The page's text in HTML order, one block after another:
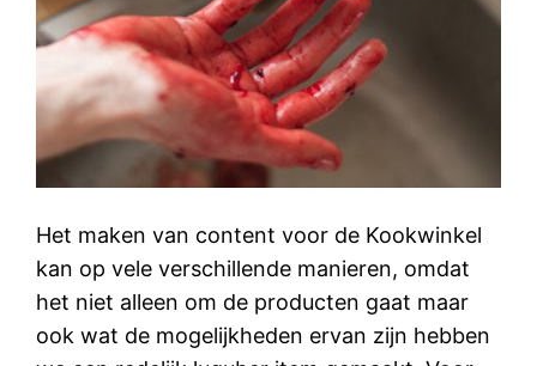
Het maken van content voor de Kookwinkel
kan op vele verschillende manieren, omdat
het niet alleen om de producten gaat maar
ook wat de mogelijkheden ervan zijn hebben